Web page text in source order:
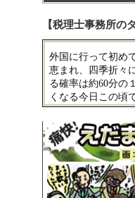
【税理士事務所の
外国に行って初め
恵まれ、四季折々
る確率は約60分の
くなる今日この頃